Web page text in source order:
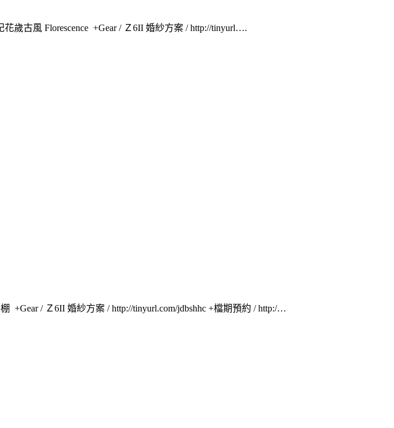
歲古風 Florescence +Gear / Ｚ6II 婚紗方案 / http://tinyurl….
+Gear / Ｚ6II 婚紗方案 / http://tinyurl.com/jdbshhc +檔期預約 / http:/…